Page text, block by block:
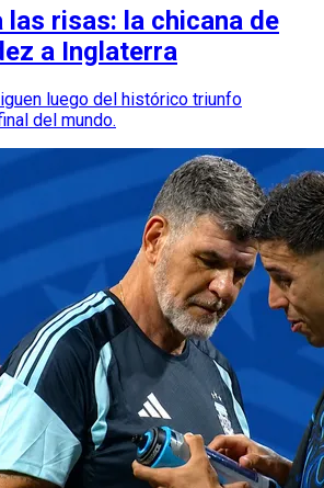
las risas: la chicana de
a Inglaterra
luego del histórico triunfo
del mundo.